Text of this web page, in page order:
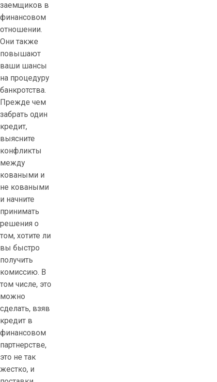
заемщиков в
финансовом
отношении.
Они также
повышают
ваши шансы
на процедуру
банкротства.
Прежде чем
забрать один
кредит,
выясните
конфликты
между
коваными и
не коваными
и начните
принимать
решения о
том, хотите ли
вы быстро
получить
комиссию. В
том числе, это
можно
сделать, взяв
кредит в
финансовом
партнерстве,
это не так
жестко, и
я
п
р
о
т
е
з
о
в